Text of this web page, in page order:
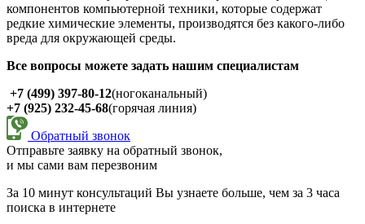
компонентов компьютерной техники, которые содержат
редкие химические элементы, производятся без какого-либо
вреда для окружающей среды.
Все вопросы можете задать нашим специалистам
+7 (499) 397-80-12(ногоканальный)
+7 (925) 232-45-68(горячая линия)
Обратный звонок
Отправьте заявку на обратный звонок,
и мы сами вам перезвоним
За 10 минут консультаций Вы узнаете больше, чем за 3 часа
поиска в интернете